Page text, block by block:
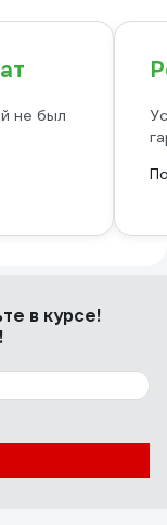
не был
в курсе!